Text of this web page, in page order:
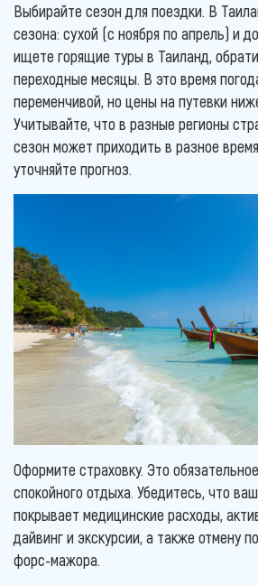
Выбирайте сезон для поездки. В
сезона: сухой (с ноября по апрель) и
ищете горящие туры в Таиланд,
переходные месяцы. В это время
переменчивой, но цены на путевки
Учитывайте, что в разные регионы
сезон может приходить в разное
уточняйте прогноз.
Оформите страховку. Это
спокойного отдыха. Убедитесь, что
покрывает медицинские расходы,
дайвинг и экскурсии, а также отмену
форс-мажора.